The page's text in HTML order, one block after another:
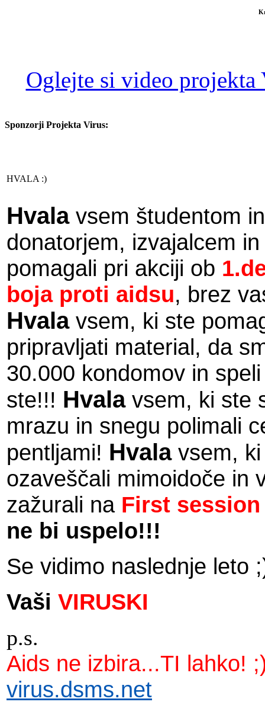
Oglejte si video projekta
Sponzorji Projekta Virus:
HVALA :)
Hvalavsem študentom
donatorjem, izvajalcem
pomagali pri akciji ob
boja proti aidsu, brez
Hvalavsem, ki ste
pripravljati material, da
30.000 kondomov in
ste!!! Hvalavsem, ki ste
mrazu in snegu polimali
pentljami! Hvala vsem,
ozaveščali mimoidoče in
zažurali na First
ne bi uspelo!!!
Se vidimo naslednje leto
Vaši VIRUSKI
p.s.
Aids ne izbira...TI lahko!
virus.dsms.net